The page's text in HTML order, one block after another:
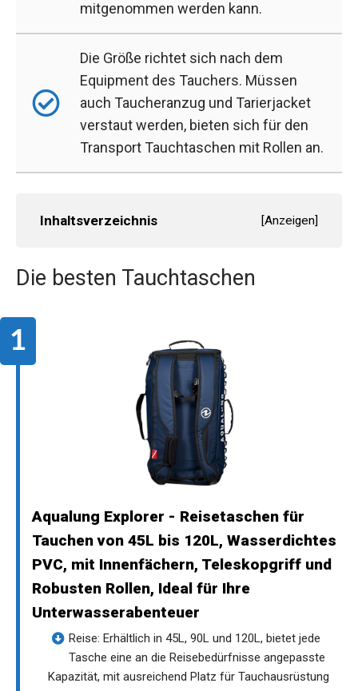
mitgenommen werden kann.
Die Größe richtet sich nach dem
Equipment des Tauchers. Müssen
auch Taucheranzug und Tarierjacket
verstaut werden, bieten sich für den
Transport Tauchtaschen mit Rollen an.
Inhaltsverzeichnis [Anzeigen]
Die besten Tauchtaschen
Aqualung Explorer - Reisetaschen für
Tauchen von 45L bis 120L, Wasserdichtes
PVC, mit Innenfächern, Teleskopgriff und
Robusten Rollen, Ideal für Ihre
Unterwasserabenteuer
Reise: Erhältlich in 45L, 90L und 120L, bietet jede
Tasche eine an die Reisebedürfnisse angepasste
Kapazität, mit ausreichend Platz für Tauchausrüstung